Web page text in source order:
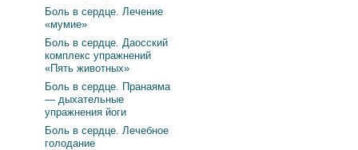
Боль в сердце. Лечение
«мумие»
Боль в сердце. Даосский
комплекс упражнений
«Пять животных»
Боль в сердце. Пранаяма
— дыхательные
упражнения йоги
Боль в сердце. Лечебное
голодание